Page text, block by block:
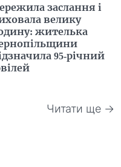
заслання і
велику
жителька
95-річний
Читати ще →